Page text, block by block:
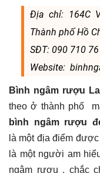
Địa chỉ: 164C
Thành phố Hồ
SĐT: 090 710
Website:
Bình ngâm rượu
theo ở thành phố
bình ngâm rượu
là một địa điểm
là một người am
ngâm rượu , chắc